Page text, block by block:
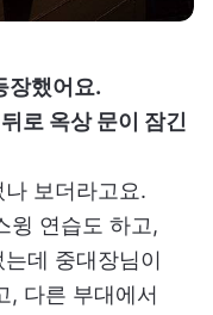
장했어요.
로 옥상 문이 잠긴
보더라고요.
윙 연습도 하고,
데 중대장님이
, 다른 부대에서